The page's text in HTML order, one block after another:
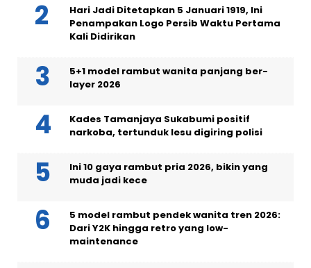
Hari Jadi Ditetapkan 5 Januari 1919, Ini
Penampakan Logo Persib Waktu Pertama
Kali Didirikan
5+1 model rambut wanita panjang ber-
layer 2026
Kades Tamanjaya Sukabumi positif
narkoba, tertunduk lesu digiring polisi
Ini 10 gaya rambut pria 2026, bikin yang
muda jadi kece
5 model rambut pendek wanita tren 2026:
Dari Y2K hingga retro yang low-
maintenance